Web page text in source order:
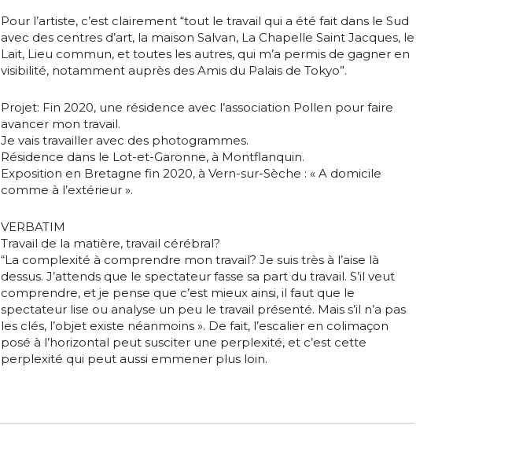
Pour l’artiste, c’est clairement “tout le travail qui a été fait dans le Sud
avec des centres d’art, la maison Salvan, La Chapelle Saint Jacques, le
Lait, Lieu commun, et toutes les autres, qui m’a permis de gagner en
visibilité, notamment auprès des Amis du Palais de Tokyo”.
Projet: Fin 2020, une résidence avec l’association Pollen pour faire
avancer mon travail.
Je vais travailler avec des photogrammes.
Résidence dans le Lot-et-Garonne, à Montflanquin.
Exposition en Bretagne fin 2020, à Vern-sur-Sèche : « A domicile
comme à l’extérieur ».
VERBATIM
Travail de la matière, travail cérébral?
“La complexité à comprendre mon travail? Je suis très à l’aise là
dessus. J’attends que le spectateur fasse sa part du travail. S’il veut
comprendre, et je pense que c’est mieux ainsi, il faut que le
spectateur lise ou analyse un peu le travail présenté. Mais s’il n’a pas
les clés, l’objet existe néanmoins ». De fait, l’escalier en colimaçon
posé à l’horizontal peut susciter une perplexité, et c’est cette
perplexité qui peut aussi emmener plus loin.